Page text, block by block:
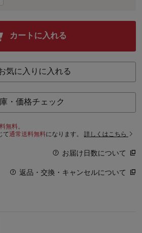
カートに入れる
気に入りに入れる
・価格チェック
無料。
て通常送料無料になります。 詳しくはこちら
お届け日数について
返品・交換・キャンセルについて